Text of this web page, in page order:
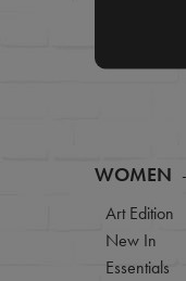
WOMEN
Art Edition
New In
Essentials